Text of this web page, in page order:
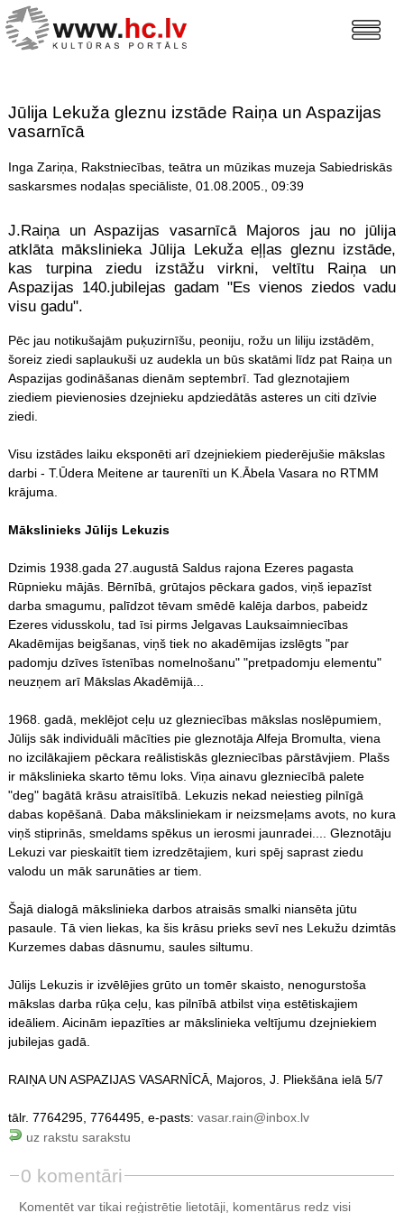
Jūlija Lekuža gleznu izstāde Raiņa un Aspazijas
vasarnīcā
Inga Zariņa, Rakstniecības, teātra un mūzikas muzeja Sabiedriskās
saskarsmes nodaļas speciāliste, 01.08.2005., 09:39
J.Raiņa un Aspazijas vasarnīcā Majoros jau no jūlija
atklāta mākslinieka Jūlija Lekuža eļļas gleznu izstāde,
kas turpina ziedu izstāžu virkni, veltītu Raiņa un
Aspazijas 140.jubilejas gadam "Es vienos ziedos vadu
visu gadu".
Pēc jau notikušajām puķuzirnīšu, peoniju, rožu un liliju izstādēm,
šoreiz ziedi saplaukuši uz audekla un būs skatāmi līdz pat Raiņa un
Aspazijas godināšanas dienām septembrī. Tad gleznotajiem
ziediem pievienosies dzejnieku apdziedātās asteres un citi dzīvie
ziedi.
Visu izstādes laiku eksponēti arī dzejniekiem piederējušie mākslas
darbi - T.Ūdera Meitene ar taurenīti un K.Ābela Vasara no RTMM
krājuma.
Mākslinieks Jūlijs Lekuzis
Dzimis 1938.gada 27.augustā Saldus rajona Ezeres pagasta
Rūpnieku mājās. Bērnībā, grūtajos pēckara gados, viņš iepazīst
darba smagumu, palīdzot tēvam smēdē kalēja darbos, pabeidz
Ezeres vidusskolu, tad īsi pirms Jelgavas Lauksaimniecības
Akadēmijas beigšanas, viņš tiek no akadēmijas izslēgts "par
padomju dzīves īstenības nomelnošanu" "pretpadomju elementu"
neuzņem arī Mākslas Akadēmijā...
1968. gadā, meklējot ceļu uz glezniecības mākslas noslēpumiem,
Jūlijs sāk individuāli mācīties pie gleznotāja Alfeja Bromulta, viena
no izcilākajiem pēckara reālistiskās glezniecības pārstāvjiem. Plašs
ir mākslinieka skarto tēmu loks. Viņa ainavu glezniecībā palete
"deg" bagātā krāsu atraisītībā. Lekuzis nekad neiestieg pilnīgā
dabas kopēšanā. Daba māksliniekam ir neizsmeļams avots, no kura
viņš stiprinās, smeldams spēkus un ierosmi jaunradei.... Gleznotāju
Lekuzi var pieskaitīt tiem izredzētajiem, kuri spēj saprast ziedu
valodu un māk sarunāties ar tiem.
Šajā dialogā mākslinieka darbos atraisās smalki niansēta jūtu
pasaule. Tā vien liekas, ka šis krāsu prieks sevī nes Lekužu dzimtās
Kurzemes dabas dāsnumu, saules siltumu.
Jūlijs Lekuzis ir izvēlējies grūto un tomēr skaisto, nenogurstoša
mākslas darba rūķa ceļu, kas pilnībā atbilst viņa estētiskajiem
ideāliem. Aicinām iepazīties ar mākslinieka veltījumu dzejniekiem
jubilejas gadā.
RAIŅA UN ASPAZIJAS VASARNĪCĀ, Majoros, J. Pliekšāna ielā 5/7
tālr. 7764295, 7764495, e-pasts: vasar.rain@inbox.lv
uz rakstu sarakstu
0 komentāri
Komentēt var tikai reģistrētie lietotāji, komentārus redz visi